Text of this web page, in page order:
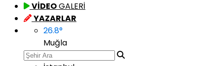
VİDEOGALERİ
YAZARLAR
26.8°
Muğla